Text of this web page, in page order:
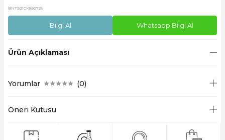
BNTS21CK890726
Bilgi Al Whatsapp Bilgi Al
Ürün Açıklaması
Yorumlar (0)
Öneri Kutusu